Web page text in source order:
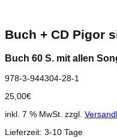
Buch + CD Pigor
Buch 60 S. mit allen
978-3-944304-28-1
25,00€
inkl. 7 % MwSt. zzgl.
Lieferzeit: 3-10 Tage